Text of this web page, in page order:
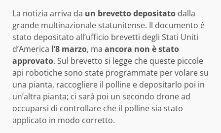
La notizia arriva da un brevetto depositato dalla
grande multinazionale statunitense. Il documento è
stato depositato all’ufficio brevetti degli Stati Uniti
d’America l’8 marzo, ma ancora non è stato
approvato. Sul brevetto si legge che queste piccole
api robotiche sono state programmate per volare su
una pianta, raccogliere il polline e depositarlo poi in
un’altra pianta; ci sarà poi un secondo drone ad
occuparsi di controllare che il polline sia stato
applicato in modo corretto.